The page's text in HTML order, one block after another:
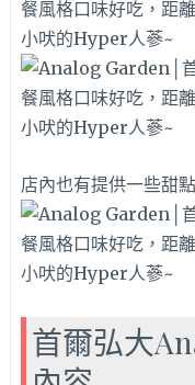
店內也有提供一些甜
首爾弘大